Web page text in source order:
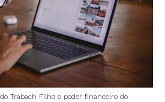
Trabach Filho o poder financeiro do